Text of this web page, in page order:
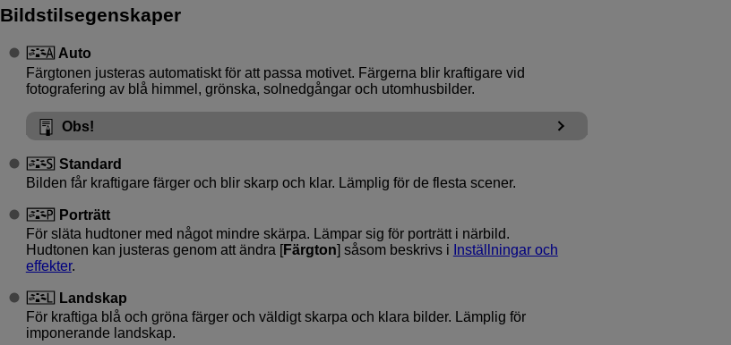
Bildstilsegenskaper
Auto
Färgtonen justeras automatiskt för att passa motivet. Färgerna blir kraftigare vid
fotografering av blå himmel, grönska, solnedgångar och utomhusbilder.
Obs!
Standard
Bilden får kraftigare färger och blir skarp och klar. Lämplig för de flesta scener.
Porträtt
För släta hudtoner med något mindre skärpa. Lämpar sig för porträtt i närbild.
Hudtonen kan justeras genom att ändra [Färgton] såsom beskrivs i Inställningar och
effekter.
Landskap
För kraftiga blå och gröna färger och väldigt skarpa och klara bilder. Lämplig för
imponerande landskap.